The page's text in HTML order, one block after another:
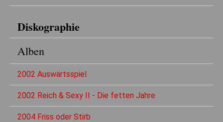
Diskographie
Alben
2002 Auswärtsspiel
2002 Reich & Sexy II - Die fetten Jahre
2004 Friss oder Stirb